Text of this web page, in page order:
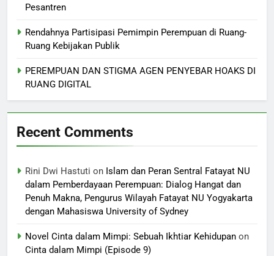
Pesantren
Rendahnya Partisipasi Pemimpin Perempuan di Ruang-
Ruang Kebijakan Publik
PEREMPUAN DAN STIGMA AGEN PENYEBAR HOAKS DI
RUANG DIGITAL
Recent Comments
Rini Dwi Hastuti on Islam dan Peran Sentral Fatayat NU
dalam Pemberdayaan Perempuan: Dialog Hangat dan
Penuh Makna, Pengurus Wilayah Fatayat NU Yogyakarta
dengan Mahasiswa University of Sydney
Novel Cinta dalam Mimpi: Sebuah Ikhtiar Kehidupan on
Cinta dalam Mimpi (Episode 9)